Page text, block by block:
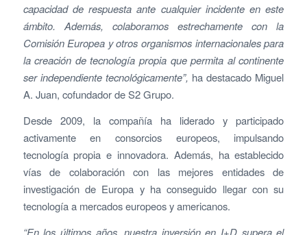
capacidad de respuesta ante cualquier incidente en este
ámbito. Además, colaboramos estrechamente con la
Comisión Europea y otros organismos internacionales para
la creación de tecnología propia que permita al continente
ser independiente tecnológicamente”, ha destacado Miguel
A. Juan, cofundador de S2 Grupo.
Desde 2009, la compañía ha liderado y participado
activamente en consorcios europeos, impulsando
tecnología propia e innovadora. Además, ha establecido
vías de colaboración con las mejores entidades de
investigación de Europa y ha conseguido llegar con su
tecnología a mercados europeos y americanos.
“En los últimos años, nuestra inversión en I+D supera el